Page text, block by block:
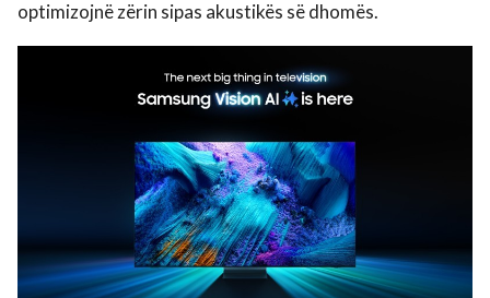
optimizojnë zërin sipas akustikës së dhomës.